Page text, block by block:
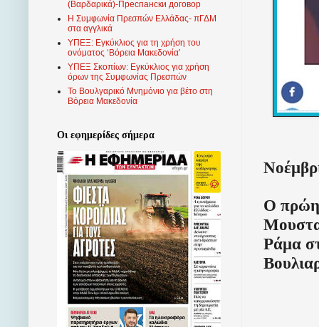
Ο
Ράμα
(Βαρδαρικά)-Преспански договор
Η Συμφωνία Πρεσπών Ελλάδας- πΓΔΜ
στα αγγλικά
ΥΠΕΞ: Εγκύκλιος για τη χρήση του
ονόματος ‘Βόρεια Μακεδονία’
ΥΠΕΞ Σκοπίων: Εγκύκλιος για χρήση
όρων της Συμφωνίας Πρεσπών
Το Βουλγαρικό Μνημόνιο για βέτο στη
Βόρεια Μακεδονία
Οι εφημερίδες σήμερα